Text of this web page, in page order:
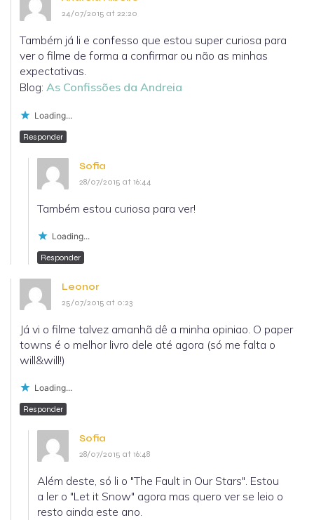
24/07/2015 at 22:20
Também já li e confesso que estou super curiosa para
ver o filme de forma a confirmar ou não as minhas
expectativas.
Blog: As Confissões da Andreia
Loading...
Responder
Sofia
28/07/2015 at 16:44
Também estou curiosa para ver!
Loading...
Responder
Leonor
25/07/2015 at 0:23
Já vi o filme talvez amanhã dê a minha opiniao. O paper
towns é o melhor livro dele até agora (só me falta o
will&will!)
Loading...
Responder
Sofia
28/07/2015 at 16:48
Além deste, só li o "The Fault in Our Stars". Estou
a ler o "Let it Snow" agora mas quero ver se leio o
resto ainda este ano.